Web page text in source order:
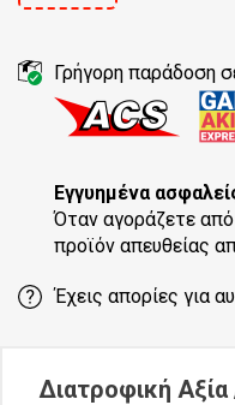
Γρήγορη παράδοση
Εγγυημένα
Όταν αγοράζετε
προϊόν απευθείας
Έχεις απορίες για
Διατροφική